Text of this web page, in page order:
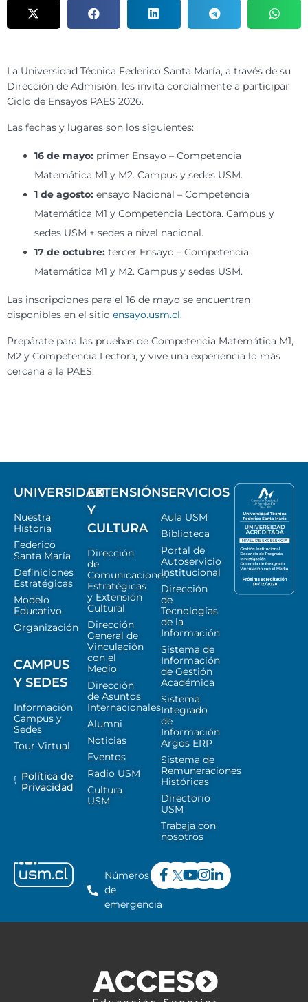
La Universidad Técnica Federico Santa María, a través de su
Dirección de Admisión, les invita cordialmente a participar
Ciclo de Ensayos PAES 2026.
Las fechas y lugares son los siguientes:
16 de mayo: primer Ensayo – Competencia
Matemática M1 y M2. Campus y sedes USM.
1 de agosto: ensayo Nacional – Competencia
Matemática M1 y Competencia Lectora. Campus y
sedes USM + sedes a nivel nacional.
17 de octubre: tercer Ensayo – Competencia
Matemática M1 y M2. Campus y sedes USM.
Las inscripciones para el 16 de mayo se encuentran
disponibles en el sitio ensayo.usm.cl.
Prepárate para las pruebas de Competencia Matemática M1,
M2 y Competencia Lectora, y vive una experiencia lo más
cercana a la PAES.
UNIVERSIDAD
Nuestra
Historia
Federico
Santa María
Definiciones
Estratégicas
Modelo
Educativo
Organización
CAMPUS
Y SEDES
Información
Campus y
Sedes
Tour Virtual
Política de
Privacidad
EXTENSIÓN
Y
CULTURA
Dirección
de
Comunicaciones
Estratégicas
y Extensión
Cultural
Dirección
General de
Vinculación
con el
Medio
Dirección
de Asuntos
Internacionales
Alumni
Noticias
Eventos
Radio USM
Cultura
USM
SERVICIOS
Aula USM
Biblioteca
Portal de
Autoservicio
Institucional
Dirección
de
Tecnologías
de la
Información
Sistema de
Información
de Gestión
Académica
Sistema
Integrado
de
Información
Argos ERP
Sistema de
Remuneraciones
Históricas
Directorio
USM
Trabaja con
nosotros
Números
de
emergencia